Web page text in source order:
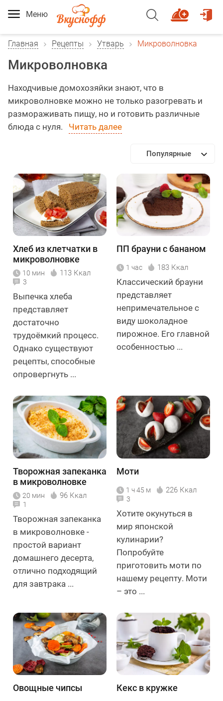
Меню
Главная Рецепты Утварь Микроволновка
Микроволновка
Находчивые домохозяйки знают, что в
микроволновке можно не только разогревать и
размораживать пищу, но и готовить различные
блюда с нуля.
Читать далее
Популярные
Хлеб из клетчатки в
микроволновке
10 мин 113 Ккал
3
Выпечка хлеба
представляет
достаточно
трудоёмкий процесс.
Однако существуют
рецепты, способные
опровергнуть ...
ПП брауни с бананом
1 час 183 Ккал
Классический брауни
представляет
непримечательное с
виду шоколадное
пирожное. Его главной
особенностью ...
Творожная запеканка
в микроволновке
20 мин 96 Ккал
1
Творожная запеканка
в микроволновке -
простой вариант
домашнего десерта,
отлично подходящий
для завтрака ...
Моти
1 ч 45 м 226 Ккал
3
Хотите окунуться в
мир японской
кулинарии?
Попробуйте
приготовить моти по
нашему рецепту. Моти
– это ...
Овощные чипсы Кекс в кружке